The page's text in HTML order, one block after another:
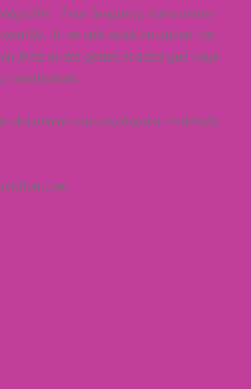
Leur longueur, tout comme
Je ne suis aussi en aucun cas
ferez ni des gestes et actes que vous
canalisation.
document vous expliquant en détails